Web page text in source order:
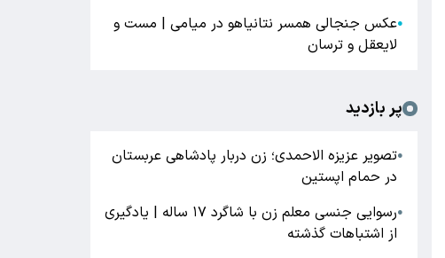
●عکس جنجالی همسر نتانیاهو در میامی | مست و
لایعقل و ترسان
پر بازدید
●تصویر عزیزه الاحمدی؛ زن دربار پادشاهی عربستان
در حمام اپستین
●
رسوایی جنسی معلم زن با شاگرد ۱۷ ساله | یادگیری
از اشتباهات گذشته